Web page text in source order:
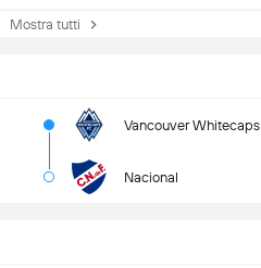
Mostra tutti
Vancouver Whitecaps
Nacional